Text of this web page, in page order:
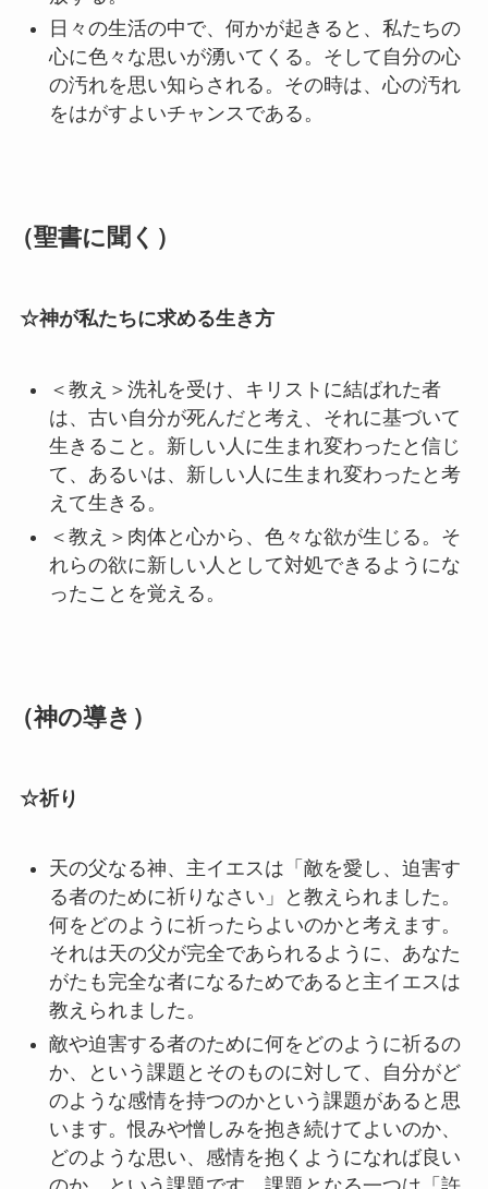
日々の生活の中で、何かが起きると、私たちの
心に色々な思いが湧いてくる。そして自分の心
の汚れを思い知らされる。その時は、心の汚れ
をはがすよいチャンスである。
（聖書に聞く）
☆神が私たちに求める生き方
＜教え＞洗礼を受け、キリストに結ばれた者
は、古い自分が死んだと考え、それに基づいて
生きること。新しい人に生まれ変わったと信じ
て、あるいは、新しい人に生まれ変わったと考
えて生きる。
＜教え＞肉体と心から、色々な欲が生じる。そ
れらの欲に新しい人として対処できるようにな
ったことを覚える。
（神の導き）
☆祈り
天の父なる神、主イエスは「敵を愛し、迫害す
る者のために祈りなさい」と教えられました。
何をどのように祈ったらよいのかと考えます。
それは天の父が完全であられるように、あなた
がたも完全な者になるためであると主イエスは
教えられました。
敵や迫害する者のために何をどのように祈るの
か、という課題とそのものに対して、自分がど
のような感情を持つのかという課題があると思
います。恨みや憎しみを抱き続けてよいのか、
どのような思い、感情を抱くようになれば良い